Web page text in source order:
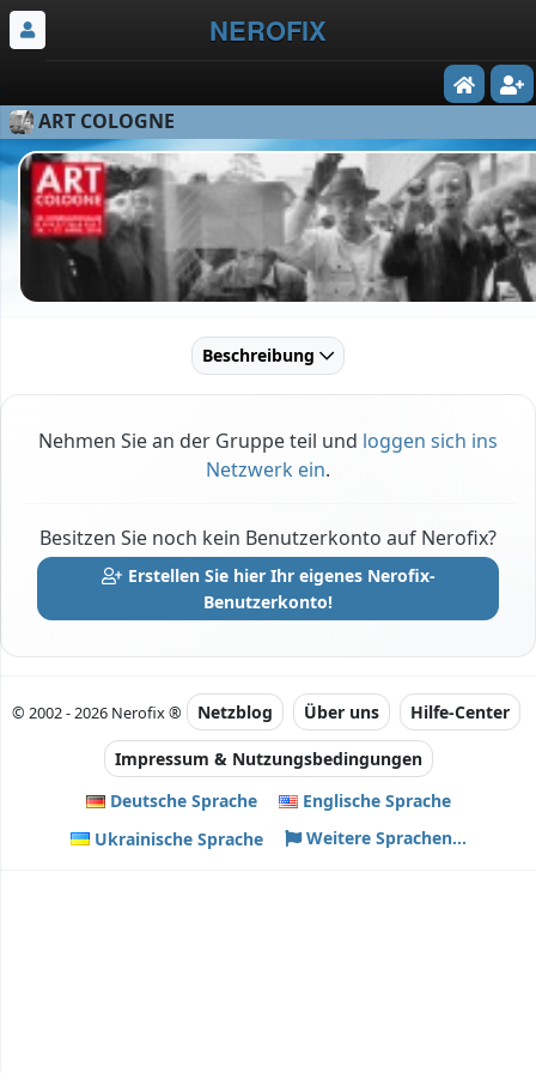
NEROFIX
ART COLOGNE
Beschreibung
Nehmen Sie an der Gruppe teil und loggen sich ins
Netzwerk ein.
Besitzen Sie noch kein Benutzerkonto auf Nerofix?
Erstellen Sie hier Ihr eigenes Nerofix-
Benutzerkonto!
© 2002 - 2026 Nerofix ® Netzblog Über uns Hilfe-Center
Impressum & Nutzungsbedingungen
Deutsche Sprache
Englische Sprache
Ukrainische Sprache
Weitere Sprachen...